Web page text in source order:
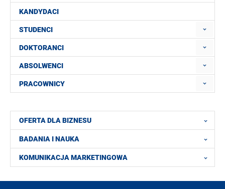
KANDYDACI
STUDENCI
DOKTORANCI
ABSOLWENCI
PRACOWNICY
OFERTA DLA BIZNESU
BADANIA I NAUKA
KOMUNIKACJA MARKETINGOWA